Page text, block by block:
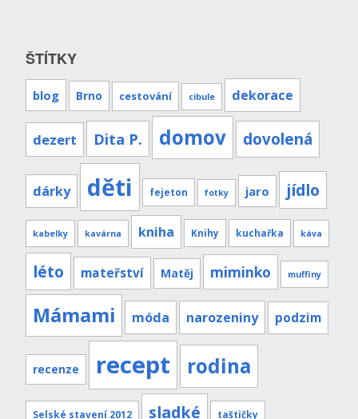
ŠTÍTKY
blog Brno cestování cibule dekorace
dezert Dita P. domov dovolená
dárky děti fejeton fotky jaro jídlo
kabelky kavárna kniha Knihy kuchařka káva
léto mateřství Matěj miminko muffiny
Mámami móda narozeniny podzim
recenze recept rodina
Selské stavení 2012 sladké taštičky